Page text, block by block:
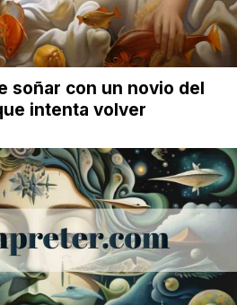
soñar con un novio del
intenta volver